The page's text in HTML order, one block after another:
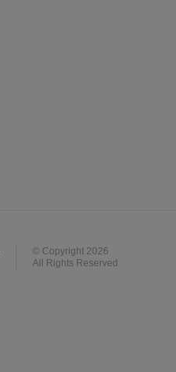
© Copyright 2026
All Rights Reserved